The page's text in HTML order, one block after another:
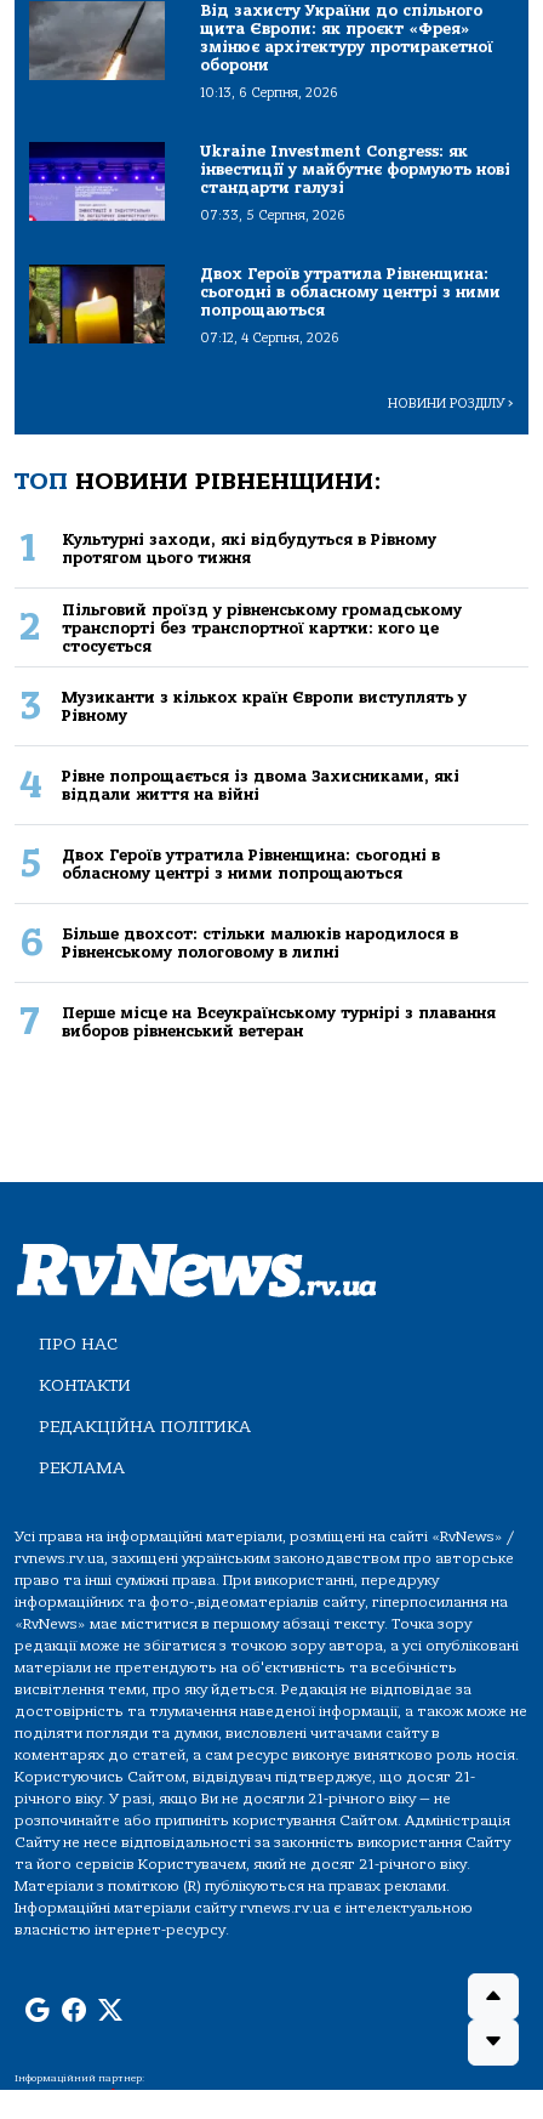
Від захисту України до спільного
щита Європи: як проєкт «Фрея»
змінює архітектуру протиракетної
оборони
10:13, 6 Серпня, 2026
Ukraine Investment Congress: як
інвестиції у майбутнє формують нові
стандарти галузі
07:33, 5 Серпня, 2026
Двох Героїв утратила Рівненщина:
сьогодні в обласному центрі з ними
попрощаються
07:12, 4 Серпня, 2026
НОВИНИ РОЗДІЛУ>
ТОП НОВИНИ РІВНЕНЩИНИ:
1
Культурні заходи, які відбудуться в Рівному
протягом цього тижня
2
Пільговий проїзд у рівненському громадському
транспорті без транспортної картки: кого це
стосується
3
Музиканти з кількох країн Європи виступлять у
Рівному
4
Рівне попрощається із двома Захисниками, які
віддали життя на війні
5
Двох Героїв утратила Рівненщина: сьогодні в
обласному центрі з ними попрощаються
6
Більше двохсот: стільки малюків народилося в
Рівненському пологовому в липні
7
Перше місце на Всеукраїнському турнірі з плавання
виборов рівненський ветеран
ПРО НАС
КОНТАКТИ
РЕДАКЦІЙНА ПОЛІТИКА
РЕКЛАМА
Усі права на інформаційні матеріали, розміщені на сайті «RvNews» /
rvnews.rv.ua, захищені українським законодавством про авторське
право та інші суміжні права. При використанні, передруку
інформаційних та фото-,відеоматеріалів сайту, гіперпосилання на
«RvNews» має міститися в першому абзаці тексту. Точка зору
редакції може не збігатися з точкою зору автора, а усі опубліковані
матеріали не претендують на об'єктивність та всебічність
висвітлення теми, про яку йдеться. Редакція не відповідає за
достовірність та тлумачення наведеної інформації, а також може не
поділяти погляди та думки, висловлені читачами сайту в
коментарях до статей, а сам ресурс виконує винятково роль носія.
Користуючись Сайтом, відвідувач підтверджує, що досяг 21-
річного віку. У разі, якщо Ви не досягли 21-річного віку — не
розпочинайте або припиніть користування Сайтом. Адміністрація
Сайту не несе відповідальності за законність використання Сайту
та його сервісів Користувачем, який не досяг 21-річного віку.
Матеріали з поміткою (R) публікуються на правах реклами.
Інформаційні матеріали сайту rvnews.rv.ua є інтелектуальною
власністю інтернет-ресурсу.
Інформаційний партнер: